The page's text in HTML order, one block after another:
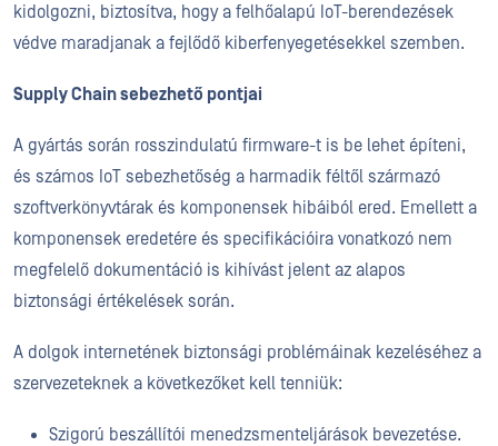
kidolgozni, biztosítva, hogy a felhőalapú IoT-berendezések
védve maradjanak a fejlődő kiberfenyegetésekkel szemben.
Supply Chain sebezhető pontjai
A gyártás során rosszindulatú firmware-t is be lehet építeni,
és számos IoT sebezhetőség a harmadik féltől származó
szoftverkönyvtárak és komponensek hibáiból ered. Emellett a
komponensek eredetére és specifikációira vonatkozó nem
megfelelő dokumentáció is kihívást jelent az alapos
biztonsági értékelések során.
A dolgok internetének biztonsági problémáinak kezeléséhez a
szervezeteknek a következőket kell tenniük:
Szigorú beszállítói menedzsmenteljárások bevezetése.